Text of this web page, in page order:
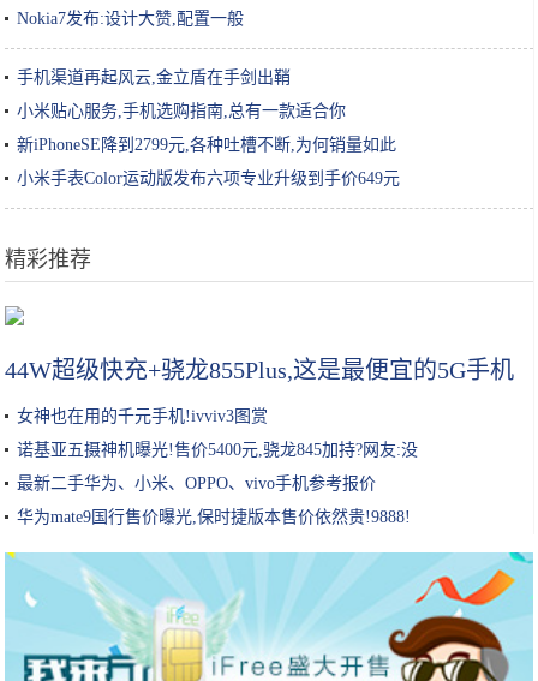
Nokia7发布:设计大赞,配置一般
手机渠道再起风云,金立盾在手剑出鞘
小米贴心服务,手机选购指南,总有一款适合你
新iPhoneSE降到2799元,各种吐槽不断,为何销量如此
小米手表Color运动版发布六项专业升级到手价649元
精彩推荐
44W超级快充+骁龙855Plus,这是最便宜的5G手机
女神也在用的千元手机!ivviv3图赏
诺基亚五摄神机曝光!售价5400元,骁龙845加持?网友:没
最新二手华为、小米、OPPO、vivo手机参考报价
华为mate9国行售价曝光,保时捷版本售价依然贵!9888!